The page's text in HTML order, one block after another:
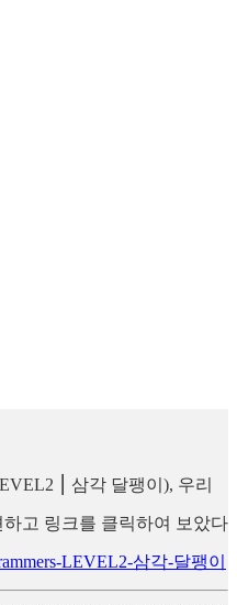
⎮ 삼각 달팽이), 우리
고 링크를 클릭하여 보았다
LEVEL2-삼각-달팽이